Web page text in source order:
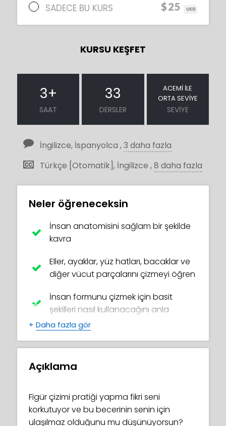
SADECE BU KURS $25 USD
KURSU KEŞFET
3+
SAAT
33
DERSLER
ACEMI ILE
ORTA SEVIYE
SEVIYE
İngilizce, İspanyolca ,3 daha fazla
Türkçe [Otomatik], İngilizce ,8 daha fazla
Neler öğreneceksin
İnsan anatomisini sağlam bir şekilde
kavra
Eller, ayaklar, yüz hatları, bacaklar ve
diğer vücut parçalarını çizmeyi öğren
İnsan formunu çizmek için basit
şekilleri nasıl kullanacağını anla
Gerçekçi vücutlar oluşturmak için
Kendi harika pozlarını yarat
yaygın başlangıç hatalarından kaçın
+ Daha fazla gör
Açıklama
Figür çizimi pratiği yapma fikri seni
korkutuyor ve bu becerinin senin için
ulaşılmaz olduğunu mu düşünüyorsun?